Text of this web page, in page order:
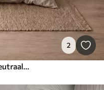
2
Kõrged beežid kuivatatud lilled neutraalsetes beežides toonides